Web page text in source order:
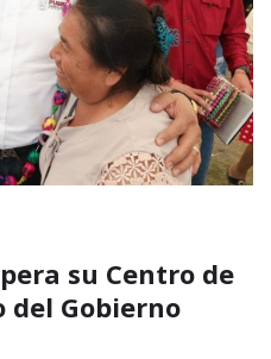
su Centro de
del Gobierno